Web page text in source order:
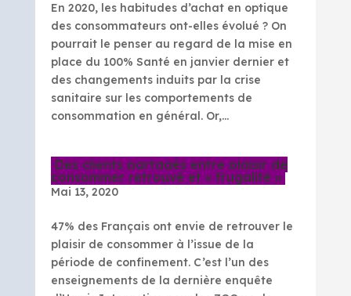
En 2020, les habitudes d’achat en optique
des consommateurs ont-elles évolué ? On
pourrait le penser au regard de la mise en
place du 100% Santé en janvier dernier et
des changements induits par la crise
sanitaire sur les comportements de
consommation en général. Or,...
Des clients partagés entre plaisir de
consommer retrouvé et « frugalité »
Mai 13, 2020
47% des Français ont envie de retrouver le
plaisir de consommer à l’issue de la
période de confinement. C’est l’un des
enseignements de la dernière enquête